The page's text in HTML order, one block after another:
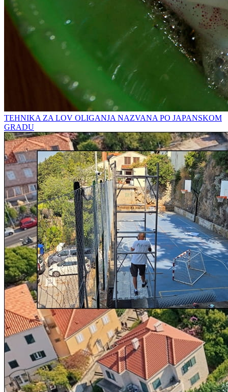
TEHNIKA ZA LOV OLIGANJA NAZVANA PO JAPANSKOM
GRADU